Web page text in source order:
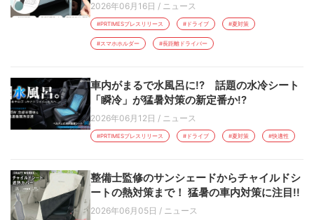
2026年06月16日 / ニュース
#PRTIMESプレスリリース #ドライブ #夏対策
#スマホホルダー #長距離ドライバー
車内がまるで水風呂に!? 話題の水冷シート
「瞬冷」が猛暑対策の新定番か!?
2026年06月12日 / ニュース
#PRTIMESプレスリリース #ドライブ #夏対策 #快適性
整備士監修のサンシェードからチャイルドシ
ートの熱対策まで！ 猛暑の車内対策に注目!!
2026年06月05日 / ニュース